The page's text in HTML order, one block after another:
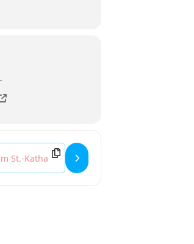
Address - Vorspiel 20./21.